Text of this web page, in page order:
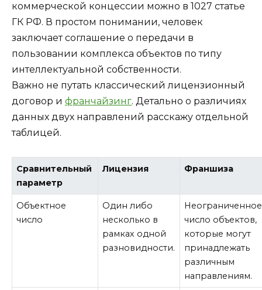
коммерческой концессии можно в 1027 статье
ГК РФ. В простом понимании, человек
заключает соглашение о передачи в
пользовании комплекса объектов по типу
интеллектуальной собственности.
Важно не путать классический лицензионный
договор и франчайзинг. Детально о различиях
данных двух направлений расскажу отдельной
таблицей.
Сравнительный
параметр
Лицензия Франшиза
Объектное
число
Один либо
несколько в
рамках одной
разновидности.
Неограниченное
число объектов,
которые могут
принадлежать
различным
направлениям.